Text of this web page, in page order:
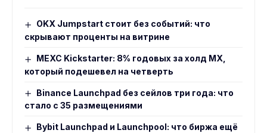
OKX Jumpstart стоит без событий: что
скрывают проценты на витрине
MEXC Kickstarter: 8% годовых за холд MX,
который подешевел на четверть
Binance Launchpad без сейлов три года: что
стало с 35 размещениями
Bybit Launchpad и Launchpool: что биржа ещё